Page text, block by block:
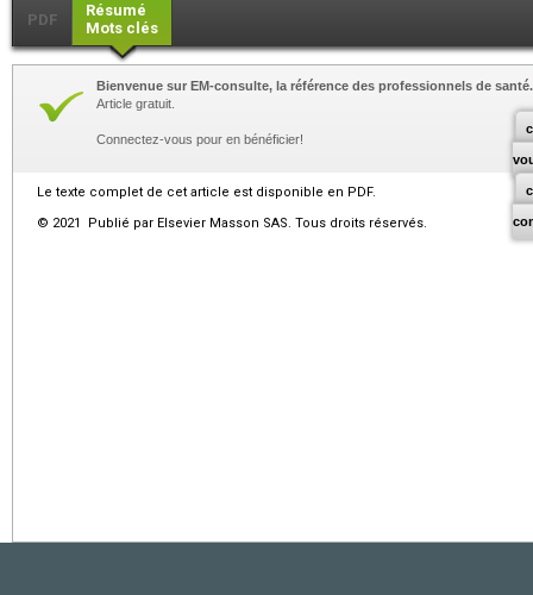
PDF
Résumé
Mots clés
Bienvenue sur EM-consulte, la référence des professionnels de santé.
Article gratuit.
Connectez-vous pour en bénéficier!
Le texte complet de cet article est disponible en PDF.
© 2021 Publié par Elsevier Masson SAS. Tous droits réservés.